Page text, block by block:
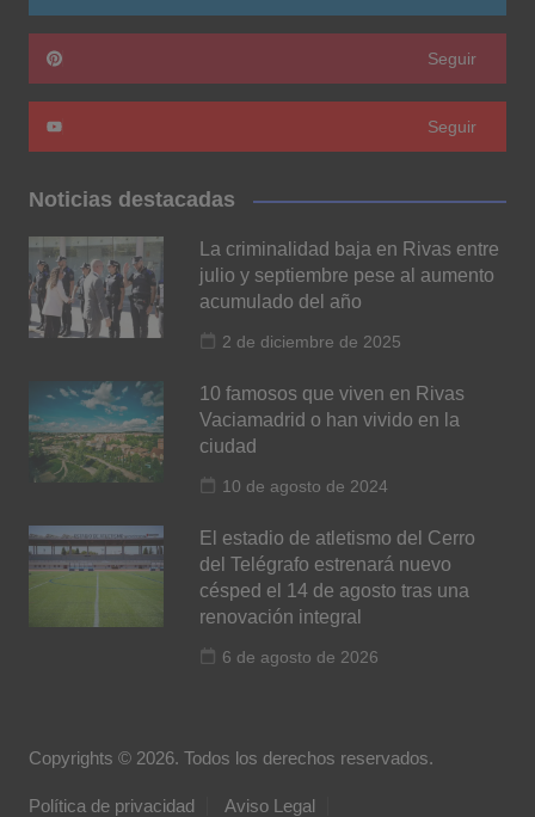
Seguir
Seguir
Noticias destacadas
La criminalidad baja en Rivas entre
julio y septiembre pese al aumento
acumulado del año
2 de diciembre de 2025
10 famosos que viven en Rivas
Vaciamadrid o han vivido en la
ciudad
10 de agosto de 2024
El estadio de atletismo del Cerro
del Telégrafo estrenará nuevo
césped el 14 de agosto tras una
renovación integral
6 de agosto de 2026
Copyrights © 2026. Todos los derechos reservados.
Política de privacidad Aviso Legal